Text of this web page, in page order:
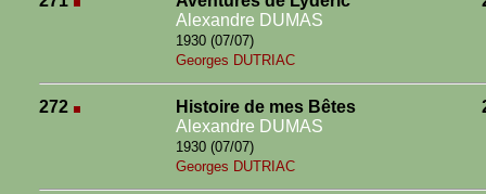
Alexandre DUMAS
1930 (07/07)
Georges DUTRIAC
272
Histoire de mes Bêtes
Alexandre DUMAS
1930 (07/07)
Georges DUTRIAC